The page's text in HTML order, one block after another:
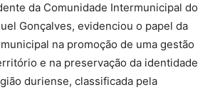
da Comunidade Intermunicipal do
Gonçalves, evidenciou o papel da
na promoção de uma gestão
e na preservação da identidade
duriense, classificada pela